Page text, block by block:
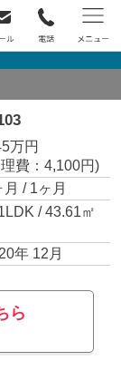
万円
費：4,100円)
月 / 1ヶ月
/ 43.61㎡
年 12月
ら